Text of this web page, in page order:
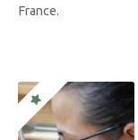
France.